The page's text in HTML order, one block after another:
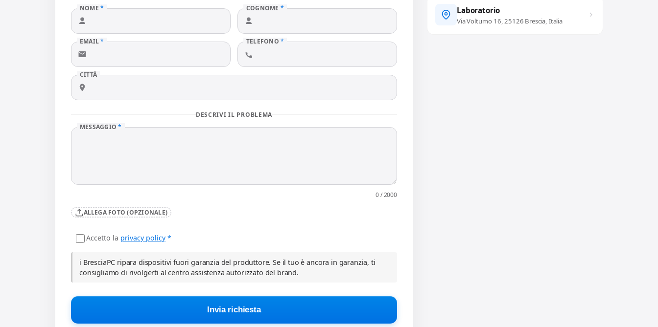
NOME* COGNOME *
EMAIL* TELEFONO*
CITTÀ
DESCRIVI IL PROBLEMA
MESSAGGIO*
0 / 2000
ALLEGA FOTO (OPZIONALE)
Accetto la privacy policy *
ℹ️ BresciaPC ripara dispositivi fuori garanzia del produttore. Se il tuo è ancora in garanzia, ti
consigliamo di rivolgerti al centro assistenza autorizzato del brand.
Invia richiesta
Laboratorio
Via Volturno 16, 25126 Brescia, Italia